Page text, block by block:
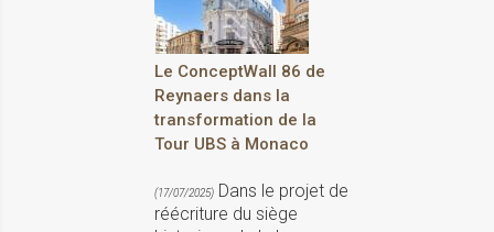
Le ConceptWall 86 de
Reynaers dans la
transformation de la
Tour UBS à Monaco
(17/07/2025) Dans le projet de
réécriture du siège